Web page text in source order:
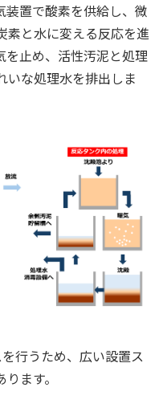
装置で酸素を供給し、微
素と水に変える反応を進
を止め、活性汚泥と処理
いな処理水を排出しま
行うため、広い設置ス
ます。